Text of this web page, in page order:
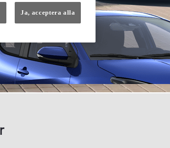
Ja, acceptera alla